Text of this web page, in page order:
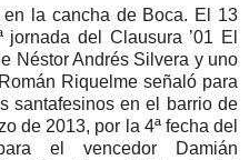
la cancha de Boca. El 13
del Clausura ’01 El
Néstor Andrés Silvera y uno
Riquelme señaló para
santafesinos en el barrio de
de 2013, por la 4ª fecha del
el vencedor Damián